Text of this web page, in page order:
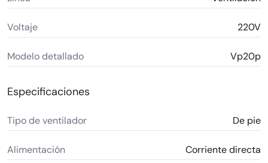
Voltaje 220V
Modelo detallado Vp20p
Especificaciones
Tipo de ventilador De pie
Alimentación Corriente directa